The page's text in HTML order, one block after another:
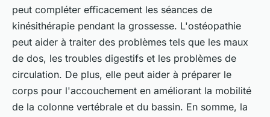
peut compléter efficacement les séances de
kinésithérapie pendant la grossesse. L'ostéopathie
peut aider à traiter des problèmes tels que les maux
de dos, les troubles digestifs et les problèmes de
circulation. De plus, elle peut aider à préparer le
corps pour l'accouchement en améliorant la mobilité
de la colonne vertébrale et du bassin. En somme, la